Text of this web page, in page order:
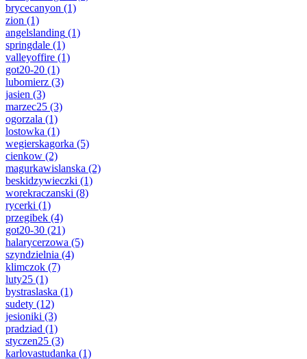
brycecanyon (1)
zion (1)
angelslanding (1)
springdale (1)
valleyoffire (1)
got20-20 (1)
lubomierz (3)
jasien (3)
marzec25 (3)
ogorzala (1)
lostowka (1)
wegierskagorka (5)
cienkow (2)
magurkawislanska (2)
beskidzywieczki (1)
worekraczanski (8)
rycerki (1)
przegibek (4)
got20-30 (21)
halarycerzowa (5)
szyndzielnia (4)
klimczok (7)
luty25 (1)
bystraslaska (1)
sudety (12)
jesioniki (3)
pradziad (1)
styczen25 (3)
karlovastudanka (1)